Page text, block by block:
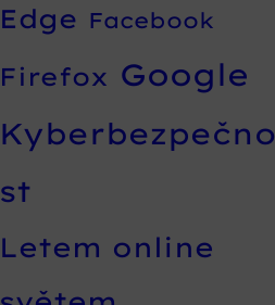
Edge Facebook
Firefox Google
Kyberbezpečno
st
Letem online